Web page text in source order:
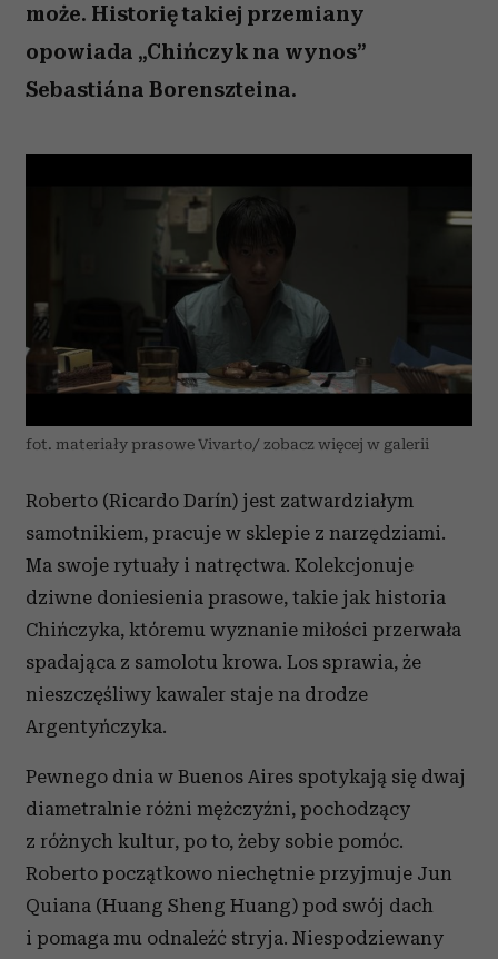
może. Historię takiej przemiany
opowiada „Chińczyk na wynos”
Sebastiána Borenszteina.
fot. materiały prasowe Vivarto/ zobacz więcej w galerii
Roberto (Ricardo Darín) jest zatwardziałym
samotnikiem, pracuje w sklepie z narzędziami.
Ma swoje rytuały i natręctwa. Kolekcjonuje
dziwne doniesienia prasowe, takie jak historia
Chińczyka, któremu wyznanie miłości przerwała
spadająca z samolotu krowa. Los sprawia, że
nieszczęśliwy kawaler staje na drodze
Argentyńczyka.
Pewnego dnia w Buenos Aires spotykają się dwaj
diametralnie różni mężczyźni, pochodzący
z różnych kultur, po to, żeby sobie pomóc.
Roberto początkowo niechętnie przyjmuje Jun
Quiana (Huang Sheng Huang) pod swój dach
i pomaga mu odnaleźć stryja. Niespodziewany